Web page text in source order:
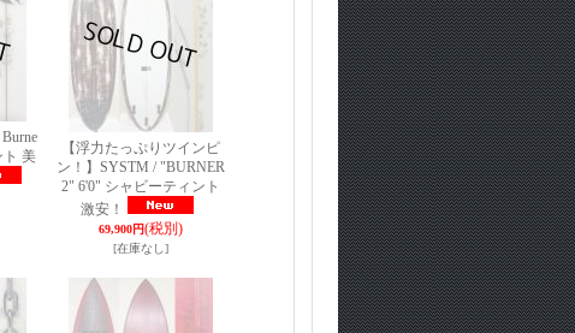
ト 美
【浮力たっぷりツインピ
ン！】SYSTM / "BURNER
2" 6'0" シャビーティント
激安！
69,900円(税別)
[在庫なし]